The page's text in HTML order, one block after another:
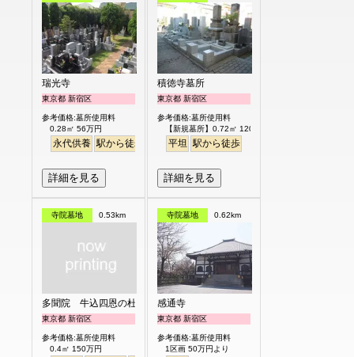
瑞光寺
東京都 新宿区
参考価格:墓所使用料
0.28㎡ 56万円
永代供養 駅から徒歩
詳細を見る
積徳寺墓所
東京都 新宿区
参考価格:墓所使用料
【新規墓所】0.72㎡ 120万円
平坦 駅から徒歩
詳細を見る
寺院墓地 0.53km
多聞院 牛込四恩の杜
東京都 新宿区
参考価格:墓所使用料
0.4㎡ 150万円
寺院墓地 0.62km
感通寺
東京都 新宿区
参考価格:墓所使用料
1区画 50万円より